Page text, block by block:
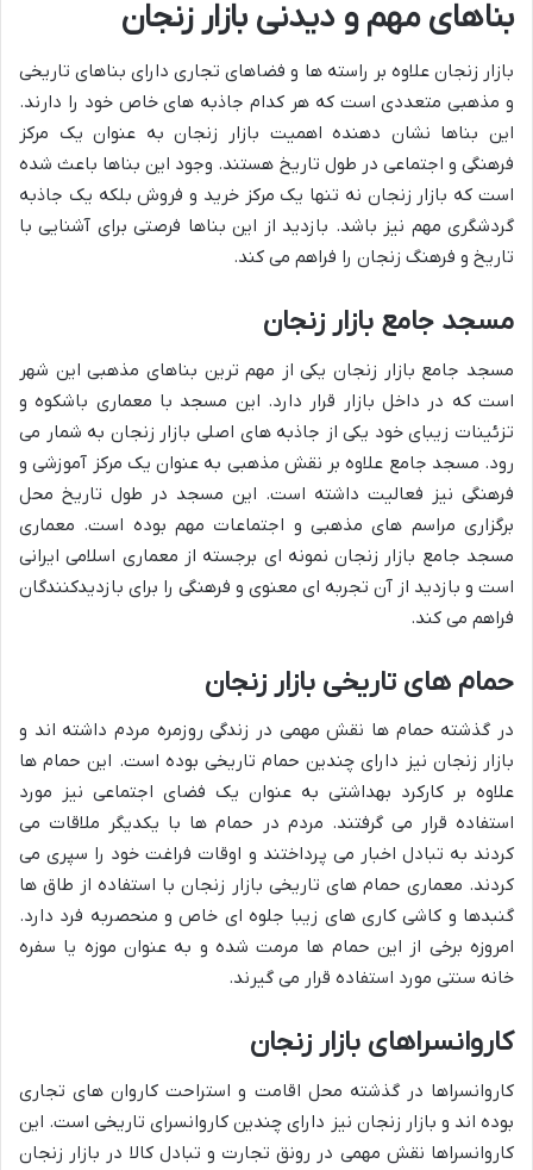
بناهای مهم و دیدنی بازار زنجان
بازار زنجان علاوه بر راسته ها و فضاهای تجاری دارای بناهای تاریخی
و مذهبی متعددی است که هر کدام جاذبه های خاص خود را دارند.
این بناها نشان دهنده اهمیت بازار زنجان به عنوان یک مرکز
فرهنگی و اجتماعی در طول تاریخ هستند. وجود این بناها باعث شده
است که بازار زنجان نه تنها یک مرکز خرید و فروش بلکه یک جاذبه
گردشگری مهم نیز باشد. بازدید از این بناها فرصتی برای آشنایی با
تاریخ و فرهنگ زنجان را فراهم می کند.
مسجد جامع بازار زنجان
مسجد جامع بازار زنجان یکی از مهم ترین بناهای مذهبی این شهر
است که در داخل بازار قرار دارد. این مسجد با معماری باشکوه و
تزئینات زیبای خود یکی از جاذبه های اصلی بازار زنجان به شمار می
رود. مسجد جامع علاوه بر نقش مذهبی به عنوان یک مرکز آموزشی و
فرهنگی نیز فعالیت داشته است. این مسجد در طول تاریخ محل
برگزاری مراسم های مذهبی و اجتماعات مهم بوده است. معماری
مسجد جامع بازار زنجان نمونه ای برجسته از معماری اسلامی ایرانی
است و بازدید از آن تجربه ای معنوی و فرهنگی را برای بازدیدکنندگان
فراهم می کند.
حمام های تاریخی بازار زنجان
در گذشته حمام ها نقش مهمی در زندگی روزمره مردم داشته اند و
بازار زنجان نیز دارای چندین حمام تاریخی بوده است. این حمام ها
علاوه بر کارکرد بهداشتی به عنوان یک فضای اجتماعی نیز مورد
استفاده قرار می گرفتند. مردم در حمام ها با یکدیگر ملاقات می
کردند به تبادل اخبار می پرداختند و اوقات فراغت خود را سپری می
کردند. معماری حمام های تاریخی بازار زنجان با استفاده از طاق ها
گنبدها و کاشی کاری های زیبا جلوه ای خاص و منحصربه فرد دارد.
امروزه برخی از این حمام ها مرمت شده و به عنوان موزه یا سفره
خانه سنتی مورد استفاده قرار می گیرند.
کاروانسراهای بازار زنجان
کاروانسراها در گذشته محل اقامت و استراحت کاروان های تجاری
بوده اند و بازار زنجان نیز دارای چندین کاروانسرای تاریخی است. این
کاروانسراها نقش مهمی در رونق تجارت و تبادل کالا در بازار زنجان